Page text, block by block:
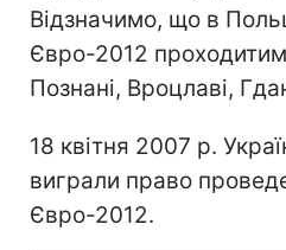
Відзначимо, що в
Євро-2012
Познані, Вроцлаві,
18 квітня 2007 р.
виграли право
Євро-2012.